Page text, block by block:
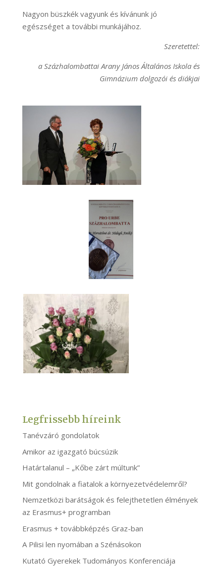
Nagyon büszkék vagyunk és kívánunk jó
egészséget a további munkájához.
Szeretettel:
a Százhalombattai Arany János Általános Iskola és
Gimnázium dolgozói és diákjai
Legfrissebb híreink
Tanévzáró gondolatok
Amikor az igazgató búcsúzik
Határtalanul – „Kőbe zárt múltunk”
Mit gondolnak a fiatalok a környezetvédelemről?
Nemzetközi barátságok és felejthetetlen élmények
az Erasmus+ programban
Erasmus + továbbképzés Graz-ban
A Pilisi len nyomában a Szénásokon
Kutató Gyerekek Tudományos Konferenciája